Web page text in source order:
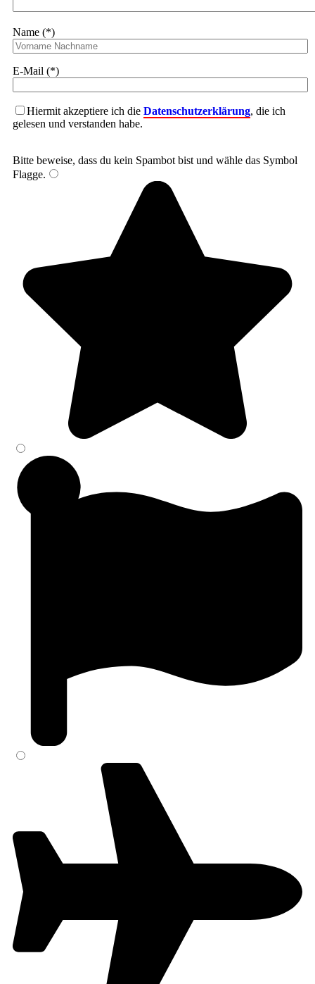
Name (*)
E-Mail (*)
Hiermit akzeptiere ich die Datenschutzerklärung, die ich
gelesen und verstanden habe.
Bitte beweise, dass du kein Spambot bist und wähle das Symbol
Flagge.